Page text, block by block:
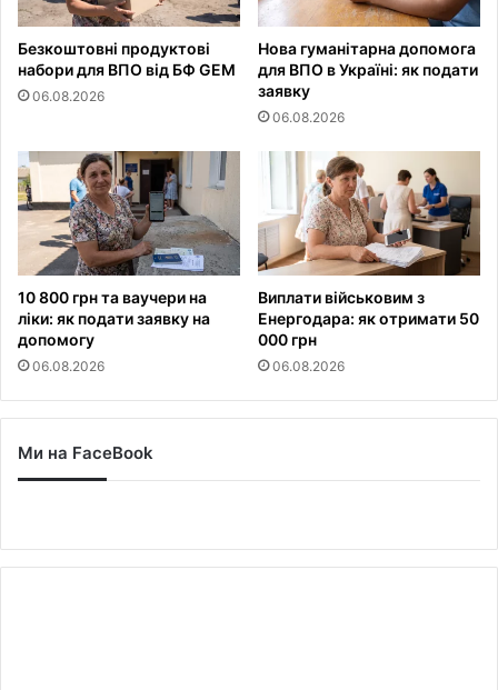
Безкоштовні продуктові
набори для ВПО від БФ GEM
06.08.2026
Нова гуманітарна допомога
для ВПО в Україні: як подати
заявку
06.08.2026
10 800 грн та ваучери на
ліки: як подати заявку на
допомогу
06.08.2026
Виплати військовим з
Енергодара: як отримати 50
000 грн
06.08.2026
Ми на FaceBook